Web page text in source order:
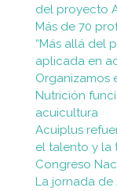
del proyecto
Más de 70
“Más allá del
aplicada en
Organizamos
Nutrición
acuicultura
Acuiplus
el talento y la
Congreso
La jornada de